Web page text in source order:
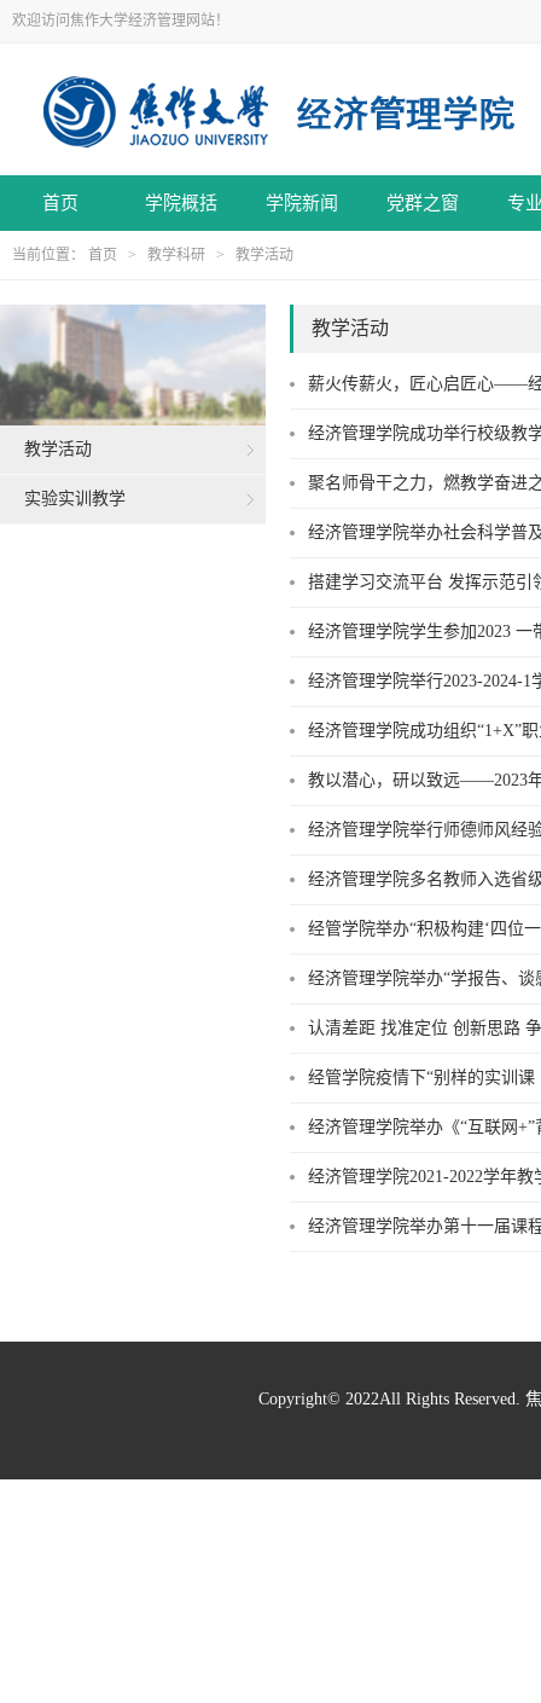
欢迎访问焦作大学经济管理网站！
首页 学院概括 学院新闻 党群之窗 专
当前位置： 首页 > 教学科研 > 教学活动
教学活动
实验实训教学
教学活动
薪火传薪火，匠心启匠心——
经济管理学院成功举行校级教
聚名师骨干之力，燃教学奋进
经济管理学院举办社会科学普
搭建学习交流平台 发挥示范
经济管理学院学生参加2023
经济管理学院举行2023-2024-
经济管理学院成功组织“1+X”
教以潜心，研以致远——2023
经济管理学院举行师德师风经
经济管理学院多名教师入选省
经管学院举办“积极构建‘四位
经济管理学院举办“学报告、
认清差距 找准定位 创新思路
经管学院疫情下“别样的实训课
经济管理学院举办《“互联网
经济管理学院2021-2022学年
经济管理学院举办第十一届课
Copyright© 2022All Rights Reserved.